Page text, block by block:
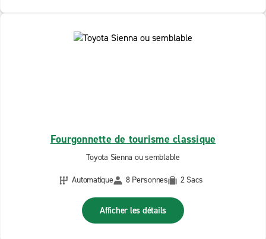
Fourgonnette de tourisme classique
Toyota Sienna ou semblable
Automatique
8 Personnes 2 Sacs
Afficher les détails